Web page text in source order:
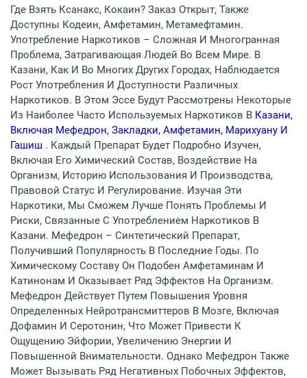
Где Взять Ксанакс, Кокаин? Заказ Открыт, Также
Доступны Кодеин, Амфетамин, Метамефтамин.
Употребление Наркотиков – Сложная И Многогранная
Проблема, Затрагивающая Людей Во Всем Мире. В
Казани, Как И Во Многих Других Городах, Наблюдается
Рост Употребления И Доступности Различных
Наркотиков. В Этом Эссе Будут Рассмотрены Некоторые
Из Наиболее Часто Используемых Наркотиков В Казани,
Включая Мефедрон, Закладки, Амфетамин, Марихуану И
Гашиш . Каждый Препарат Будет Подробно Изучен,
Включая Его Химический Состав, Воздействие На
Организм, Историю Использования И Производства,
Правовой Статус И Регулирование. Изучая Эти
Наркотики, Мы Сможем Лучше Понять Проблемы И
Риски, Связанные С Употреблением Наркотиков В
Казани. Мефедрон – Синтетический Препарат,
Получивший Популярность В Последние Годы. По
Химическому Составу Он Подобен Амфетаминам И
Катинонам И Оказывает Ряд Эффектов На Организм.
Мефедрон Действует Путем Повышения Уровня
Определенных Нейротрансмиттеров В Мозге, Включая
Дофамин И Серотонин, Что Может Привести К
Ощущению Эйфории, Увеличению Энергии И
Повышенной Внимательности. Однако Мефедрон Также
Может Вызывать Ряд Негативных Побочных Эффектов,